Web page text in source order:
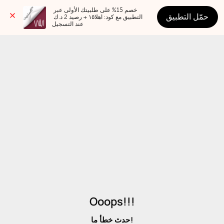
عند التسجيل
حمّل التطبيق
Ooops!!!
حدث خطأ ما!